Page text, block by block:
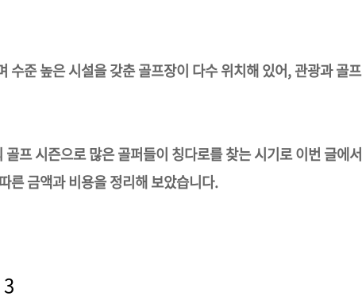
수준 높은 시설을 갖춘 골프장이 다수 위치해 있어, 관광과 골프
프 시즌으로 많은 골퍼들이 칭다로를 찾는 시기로 이번 글에서
른 금액과 비용을 정리해 보았습니다.